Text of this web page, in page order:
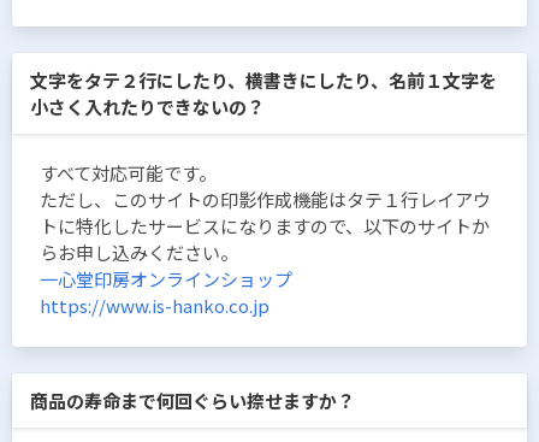
文字をタテ２行にしたり、横書きにしたり、名前１文字を
小さく入れたりできないの？
すべて対応可能です。
ただし、このサイトの印影作成機能はタテ１行レイアウ
トに特化したサービスになりますので、以下のサイトか
らお申し込みください。
一心堂印房オンラインショップ
https://www.is-hanko.co.jp
商品の寿命まで何回ぐらい捺せますか？